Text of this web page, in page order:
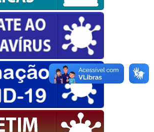
European Commission |